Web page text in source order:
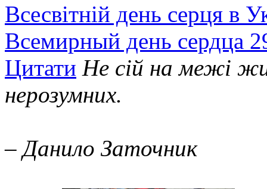
Всесвітній день серця в
Всемирный день сердца
Цитати Не сій на межі
нерозумних.
– Данило Заточник